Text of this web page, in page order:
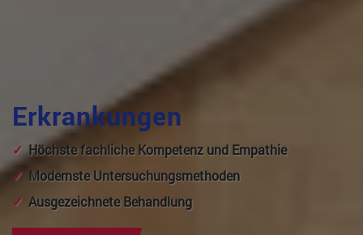
Erkrankungen
Höchste fachliche Kompetenz und Empathie
Modernste Untersuchungsmethoden
Ausgezeichnete Behandlung